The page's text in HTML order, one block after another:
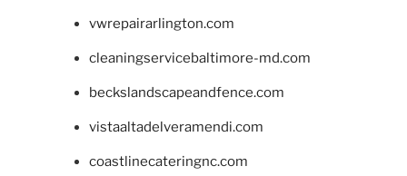
vwrepairarlington.com
cleaningservicebaltimore-md.com
beckslandscapeandfence.com
vistaaltadelveramendi.com
coastlinecateringnc.com